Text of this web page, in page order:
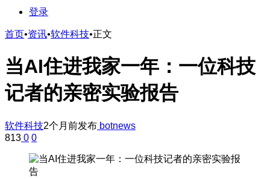
登录
首页•资讯•软件科技•正文
当AI住进我家一年：一位科技
记者的亲密实验报告
软件科技2个月前发布 botnews
813 0 0